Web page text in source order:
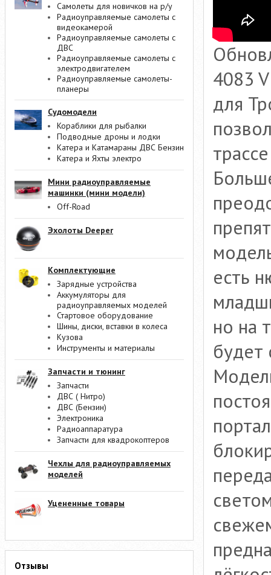
Самолеты для новичков на р/у
Радиоуправляемые самолеты с
видеокамерой
Радиоуправляемые самолеты с
ДВС
Радиоуправляемые самолеты с
электродвигателем
Радиоуправляемые самолеты-
планеры
Судомодели
Кораблики для рыбалки
Подводные дроны и лодки
Катера и Катамараны ДВС Бензин
Катера и Яхты электро
Мини радиоуправляемые
машинки (мини модели)
Off-Road
Эхолоты Deeper
Комплектующие
Зарядные устройства
Аккумуляторы для
радиоуправляемых моделей
Стартовое оборудование
Шины, диски, вставки в колеса
Кузова
Инструменты и материалы
Запчасти и тюнинг
Запчасти
ДВС ( Нитро)
ДВС (Бензин)
Электроника
Радиоаппаратура
Запчасти для квадрокоптеров
Чехлы для радиоуправляемых
моделей
Уцененные товары
Отзывы
4083
для
есть
но на
будет